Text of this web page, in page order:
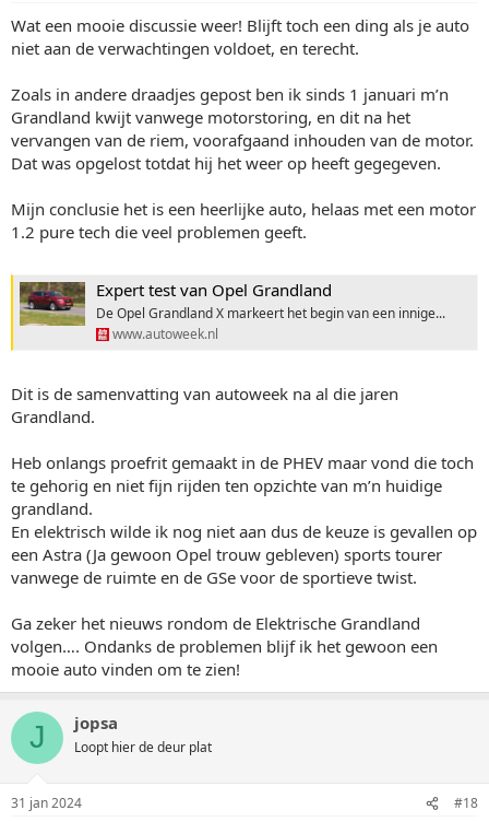
Wat een mooie discussie weer! Blijft toch een ding als je auto
niet aan de verwachtingen voldoet, en terecht.
Zoals in andere draadjes gepost ben ik sinds 1 januari m’n
Grandland kwijt vanwege motorstoring, en dit na het
vervangen van de riem, voorafgaand inhouden van de motor.
Dat was opgelost totdat hij het weer op heeft gegegeven.
Mijn conclusie het is een heerlijke auto, helaas met een motor
1.2 pure tech die veel problemen geeft.
Expert test van Opel Grandland
De Opel Grandland X markeert het begin van een innige...
www.autoweek.nl
Dit is de samenvatting van autoweek na al die jaren
Grandland.
Heb onlangs proefrit gemaakt in de PHEV maar vond die toch
te gehorig en niet fijn rijden ten opzichte van m’n huidige
grandland.
En elektrisch wilde ik nog niet aan dus de keuze is gevallen op
een Astra (Ja gewoon Opel trouw gebleven) sports tourer
vanwege de ruimte en de GSe voor de sportieve twist.
Ga zeker het nieuws rondom de Elektrische Grandland
volgen…. Ondanks de problemen blijf ik het gewoon een
mooie auto vinden om te zien!
J jopsa
Loopt hier de deur plat
31 jan 2024 #18